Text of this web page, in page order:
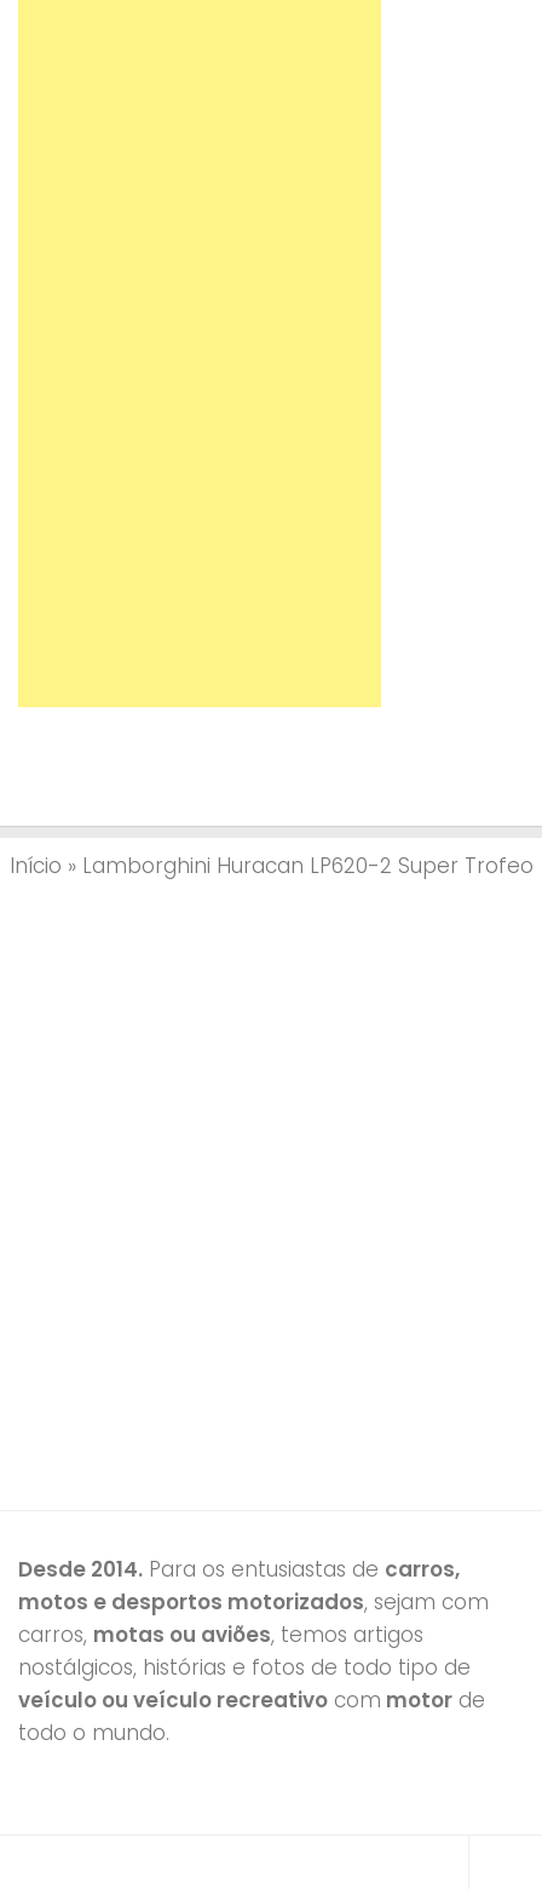
Início » Lamborghini Huracan LP620-2 Super Trofeo
Desde 2014. Para os entusiastas de carros,
motos e desportos motorizados, sejam com
carros, motas ou aviões, temos artigos
nostálgicos, histórias e fotos de todo tipo de
veículo ou veículo recreativo com motor de
todo o mundo.